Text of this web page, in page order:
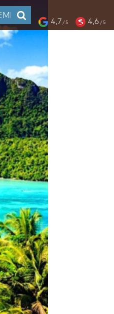
4,7 / 5 4,6 / 5